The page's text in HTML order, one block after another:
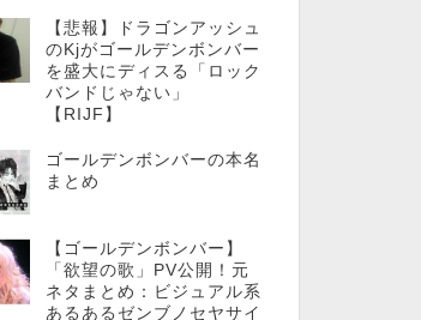
【悲報】ドラゴンアッシュ
のKjがゴールデンボンバー
を盛大にディスる「ロック
バンドじゃない」
【RIJF】
ゴールデンボンバーの本名
まとめ
【ゴールデンボンバー】
「欲望の歌」PV公開！元
ネタまとめ：ビジュアル系
あるあるゼンブノセヤサイ